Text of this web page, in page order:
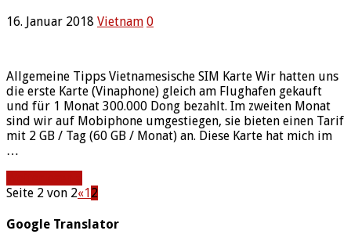
16. Januar 2018 Vietnam 0
Allgemeine Tipps Vietnamesische SIM Karte Wir hatten uns
die erste Karte (Vinaphone) gleich am Flughafen gekauft
und für 1 Monat 300.000 Dong bezahlt. Im zweiten Monat
sind wir auf Mobiphone umgestiegen, sie bieten einen Tarif
mit 2 GB / Tag (60 GB / Monat) an. Diese Karte hat mich im
…
Seite 2 von 2«12
Google Translator